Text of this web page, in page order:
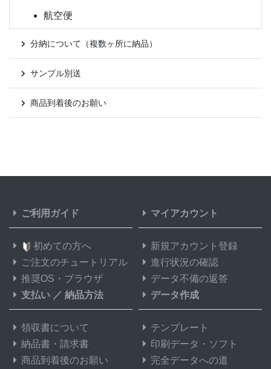
航空便
分納について（複数ヶ所に納品）
サンプル別送
商品到着後のお願い
ご利用ガイド
初めての方へ
ご注文のチュートリアル
推奨OS・ブラウザ
マイアカウント
新規アカウント登録
進行状況の確認
データ不備の返答
支払い ／ 納品方法
領収書について
納品書・請求書
商品到着後のお願い
データ作成
テンプレート
印刷データ・ソフト
完全データへの道